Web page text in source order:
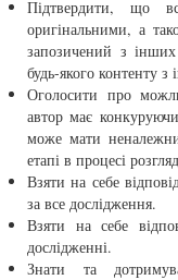
Підтвердити, що
оригінальними, а
запозичений з
будь-якого контенту
Оголосити про
автор має
може мати
етапі в процесі
Взяти на себе
за все дослідження.
Взяти на себе
дослідженні.
Знати та